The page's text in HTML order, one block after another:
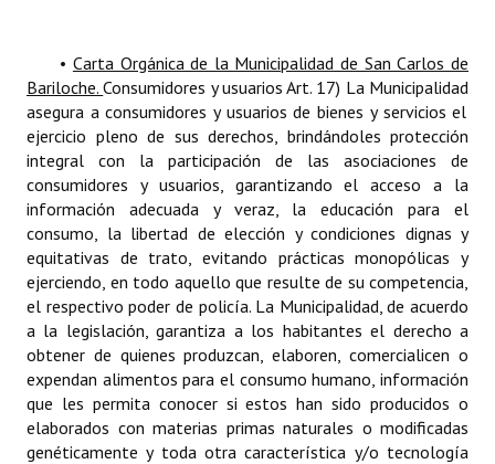
• Carta Orgánica de la Municipalidad de San Carlos de
Bariloche.Consumidores y usuarios Art. 17) La Municipalidad
asegura a consumidores y usuarios de bienes y servicios el
ejercicio pleno de sus derechos, brindándoles protección
integral con la participación de las asociaciones de
consumidores y usuarios, garantizando el acceso a la
información adecuada y veraz, la educación para el
consumo, la libertad de elección y condiciones dignas y
equitativas de trato, evitando prácticas monopólicas y
ejerciendo, en todo aquello que resulte de su competencia,
el respectivo poder de policía. La Municipalidad, de acuerdo
a la legislación, garantiza a los habitantes el derecho a
obtener de quienes produzcan, elaboren, comercialicen o
expendan alimentos para el consumo humano, información
que les permita conocer siestos han sido producidos o
elaborados con materias primas naturales o modificadas
genéticamente y toda otra característica y/o tecnología